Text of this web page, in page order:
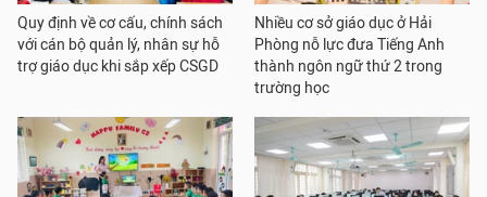
Quy định về cơ cấu, chính sách
với cán bộ quản lý, nhân sự hỗ
trợ giáo dục khi sắp xếp CSGD
Nhiều cơ sở giáo dục ở Hải
Phòng nỗ lực đưa Tiếng Anh
thành ngôn ngữ thứ 2 trong
trường học